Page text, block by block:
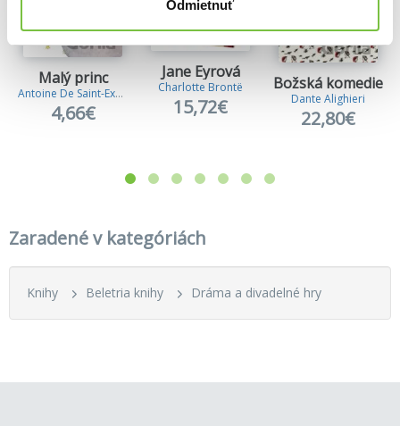
Odmietnuť
Malý princ
Antoine De Saint-Exupery
4,66€
Jane Eyrová
Charlotte Brontë
15,72€
Božská komedie
Dante Alighieri
22,80€
Zaradené v kategóriách
Knihy Beletria knihy Dráma a divadelné hry